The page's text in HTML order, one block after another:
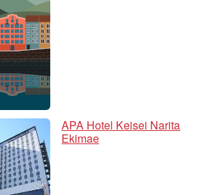
APA Hotel Keisei Narita
Ekimae